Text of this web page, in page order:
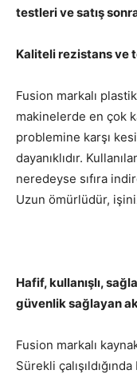
testleri ve satış
Kaliteli rezistans ve
Fusion markalı
makinelerde en çok
problemine karşı
dayanıklıdır.
neredeyse sıfıra
Uzun ömürlüdür,
Hafif, kullanışlı,
güvenlik sağlayan
Fusion markalı
Sürekli